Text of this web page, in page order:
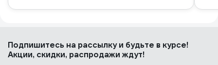
Подпишитесь на рассылкуи будьте в курсе!
Акции, скидки, распродажи ждут!